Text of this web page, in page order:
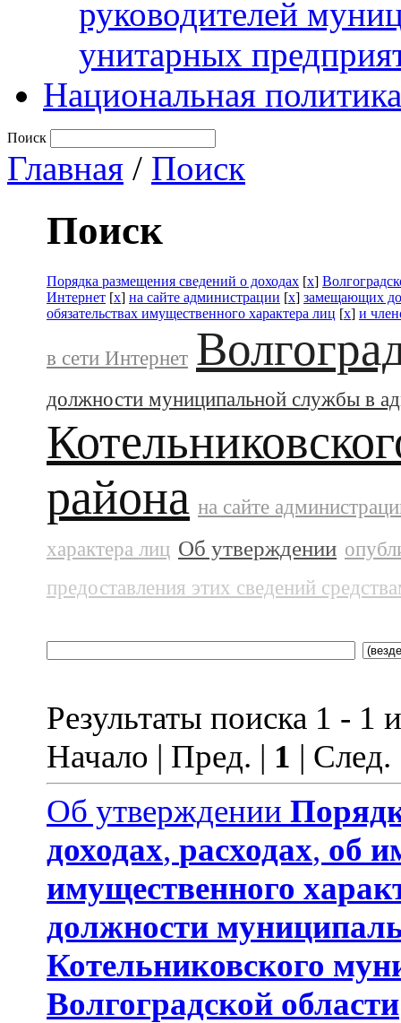
руководителей
унитарных
Национальная политика
Поиск
Главная / Поиск
Поиск
Порядка размещения сведений о доходах [x]
Интернет [x] на сайте администрации [x] замещающих
обязательствах имущественного характера лиц [x] и
в сети Интернет
должности муниципальной службы в
района на сайте
характера лиц Об утверждении
предоставления этих сведений
Результаты поиска 1 - 1
Начало | Пред. | 1 |
Об утверждении
доходах, расходах, об
имущественного
должности
Котельниковского
Волгоградской области